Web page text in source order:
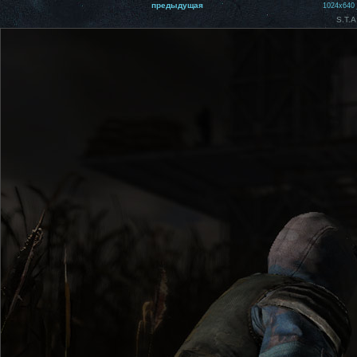
предыдущая 1024x640